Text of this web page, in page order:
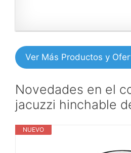
Ver Más Productos y
Novedades en el
jacuzzi hinchable
NUEVO